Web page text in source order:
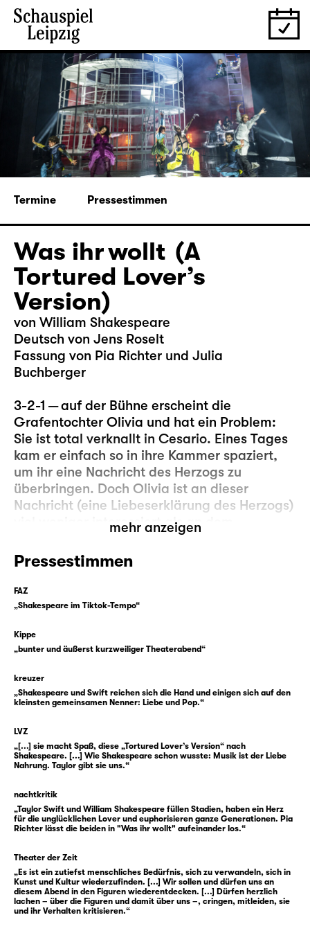
Termine Pressestimmen
Was ihr wollt (A
Tortured Lover’s
Version)
von William Shakespeare
Deutsch von Jens Roselt
Fassung von Pia Richter und Julia
Buchberger
3-2-1 — auf der Bühne erscheint die
Grafentochter Olivia und hat ein Problem:
Sie ist total verknallt in Cesario. Eines Tages
kam er einfach so in ihre Kammer spaziert,
um ihr eine Nachricht des Herzogs zu
überbringen. Doch Olivia ist an dieser
Nachricht (eine Liebeserklärung des Herzogs)
viel weniger interessiert als an dem
Überbringer, denn (anders als der Herzog) ist
Cesario klug, schön, gewitzt und kann
obendrein auch noch singen … und seien wir
mal ehrlich, manchmal ist die „eigentliche“
Nachricht einfach weniger wichtig als das,
Es könnte also der Beginn einer wundervollen
Romanze sein, befänden wir uns nicht in
einer klassischen Shakespeare-Komödie.
Denn hier ist nichts einfach, schon gar nicht
Cesario eigentlich Viola heißt und auch kein
Bote, sondern — oh Schreck — eine Botin ist.
Erst vor wenigen Stunden wurde sie nach
einem Schiffbruch am Ufer der Insel Illyrien
angeschwemmt und beschloss, am Hof des
Herzogs zu dienen. Und was braucht so eine
einen Plan? Richtig: eine Verkleidung. Und so
denkt sich Viola kurzerhand ein Alter Ego aus
und nennt es … James? Nein, Cesario. Als
dieser wird sie nun auf Illyrien bekannt. Kann
mehr anzeigen
Pressestimmen
FAZ
„Shakespeare im Tiktok-Tempo“
Kippe
„bunter und äußerst kurzweiliger Theaterabend“
kreuzer
„Shakespeare und Swift reichen sich die Hand und einigen sich auf den
kleinsten gemeinsamen Nenner: Liebe und Pop.“
LVZ
„[...] sie macht Spaß, diese „Tortured Lover’s Version“ nach
Shakespeare. [...] Wie Shakespeare schon wusste: Musik ist der Liebe
Nahrung. Taylor gibt sie uns.“
nachtkritik
„Taylor Swift und William Shakespeare füllen Stadien, haben ein Herz
für die unglücklichen Lover und euphorisieren ganze Generationen. Pia
Richter lässt die beiden in "Was ihr wollt" aufeinander los.“
Theater der Zeit
„Es ist ein zutiefst menschliches Bedürfnis, sich zu verwandeln, sich in
Kunst und Kultur wiederzufinden. [...] Wir sollen und dürfen uns an
diesem Abend in den Figuren wiederentdecken. [...] Dürfen herzlich
lachen – über die Figuren und damit über uns –, cringen, mitleiden, sie
und ihr Verhalten kritisieren.“